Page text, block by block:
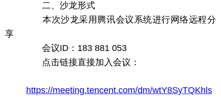
二、沙龙形式
本次沙龙采用腾讯会议系统进行网络远程分
享
会议ID：183 881 053
点击链接直接加入会议：
https://meeting.tencent.com/dm/wtY8SyTQKhls